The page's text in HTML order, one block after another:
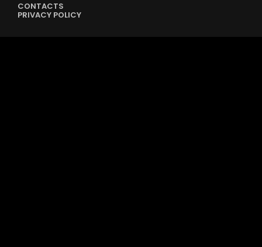
CONTACTS
PRIVACY POLICY